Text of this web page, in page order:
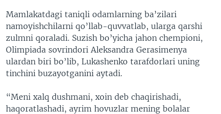
Mamlakatdagi taniqli odamlarning ba’zilari
namoyishchilarni qo’llab-quvvatlab, ularga qarshi
zulmni qoraladi. Suzish bo’yicha jahon chempioni,
Olimpiada sovrindori Aleksandra Gerasimenya
ulardan biri bo’lib, Lukashenko tarafdorlari uning
tinchini buzayotganini aytadi.
“Meni xalq dushmani, xoin deb chaqirishadi,
haqoratlashadi, ayrim hovuzlar mening bolalar